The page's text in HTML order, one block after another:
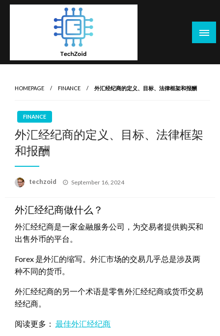
Skip
HOMEPAGE FINANCE 外汇经纪商的定义、目标、法律框架和报酬
FINANCE
外汇经纪商的定义、目标、法律框架
和报酬
techzoid
Posted
September 16, 2024
外汇经纪商做什么？
外汇经纪商是一家金融服务公司，为交易者提供购买和
出售外币的平台。
Forex 是外汇的缩写。外汇市场的交易几乎总是涉及两
种不同的货币。
外汇经纪商的另一个术语是零售外汇经纪商或货币交易
经纪商。
阅读更多： 最佳外汇经纪商